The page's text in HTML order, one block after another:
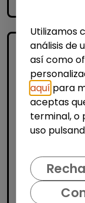
Logística,
Producción,
henares)
Utilizamos
análisis de
así como
aquí para
aceptas
terminal, o
uso